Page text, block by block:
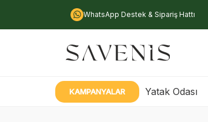
WhatsApp Destek & Sipariş Hattı
KAMPANYALAR Yatak Odası